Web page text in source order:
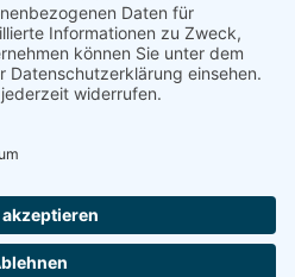
Danzer, Chef der Möbel­macher in
Login